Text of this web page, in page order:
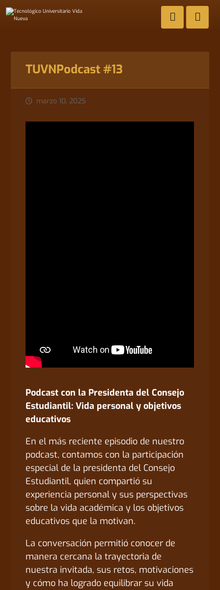
TUVNPodcast #13
marzo 10, 2025
Podcast con la Presidenta del Consejo
Estudiantil: Vida personal y objetivos
educativos
En el más reciente episodio de nuestro
podcast, contamos con la participación
especial de la presidenta del Consejo
Estudiantil, quien compartió su
experiencia personal y sus perspectivas
sobre la vida académica y los objetivos
educativos que la motivan.
La conversación permitió conocer de
manera cercana la trayectoria de
nuestra invitada, sus retos, motivaciones
y cómo ha logrado equilibrar su vida